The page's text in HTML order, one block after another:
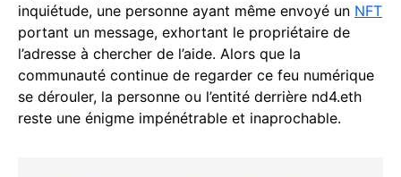
inquiétude, une personne ayant même envoyé un NFT
portant un message, exhortant le propriétaire de
l’adresse à chercher de l’aide. Alors que la
communauté continue de regarder ce feu numérique
se dérouler, la personne ou l’entité derrière nd4.eth
reste une énigme impénétrable et inaprochable.